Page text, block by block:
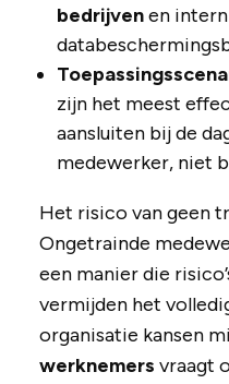
bedrijvenen intern
zijn het meest
aansluiten bij de
medewerker, niet
Het risico van geen
Ongetrainde
een manier die
vermijden het
organisatie kansen
werknemers vraagt